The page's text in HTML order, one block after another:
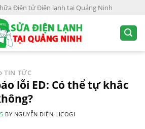
Điện tử Điện lạnh tại Quảng Ninh
TIN TỨC
lỗi ED: Có thể tự khắc
BY NGUYỄN DIỆN LICOGI